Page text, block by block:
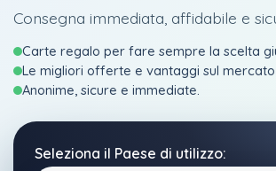
Consegna immediata, affidabile e
Carte regalo per fare sempre la scelta
Le migliori offerte e vantaggi sul mercato
Anonime, sicure e immediate.
Seleziona il Paese di utilizzo: